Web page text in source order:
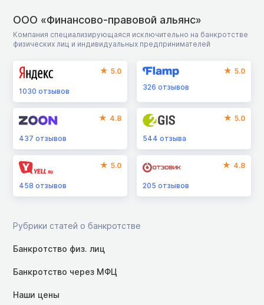
ООО «Финансово-правовой альянс»
Компания специализирующаяся исключительно на банкротстве
физических лиц и индивидуальных предпринимателей
5.0
1030 отзывов
5.0
326отзывов
4.8
437 отзывов
5.0
544отзыва
5.0
458 отзывов
4.8
205отзывов
Рубрики статей о банкротстве
Банкротство физ. лиц
Банкротство через МФЦ
Наши цены